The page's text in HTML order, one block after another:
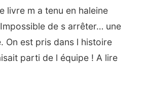
m a tenu en haleine
Impossible de s arrêter… une
On est pris dans l histoire
parti de l équipe ! A lire